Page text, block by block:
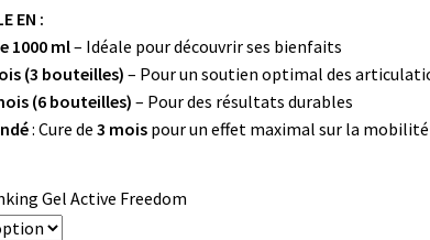
EN :
1000 ml– Idéale pour découvrir ses bienfaits
(3 bouteilles) – Pour un soutien optimal des
(6 bouteilles) – Pour des résultats durables
: Cure de3 mois pour un effet maximal sur la
Gel Active Freedom